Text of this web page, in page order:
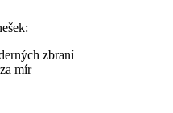
zbraní
mír